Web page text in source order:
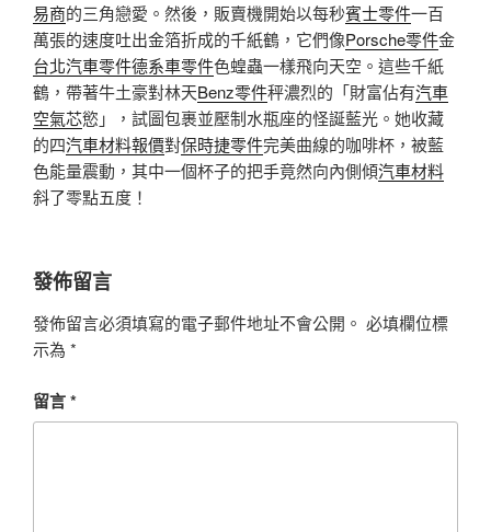
易商的三角戀愛。然後，販賣機開始以每秒賓士零件一百
萬張的速度吐出金箔折成的千紙鶴，它們像Porsche零件金
台北汽車零件德系車零件色蝗蟲一樣飛向天空。這些千紙
鶴，帶著牛土豪對林天Benz零件秤濃烈的「財富佔有汽車
空氣芯慾」，試圖包裹並壓制水瓶座的怪誕藍光。她收藏
的四汽車材料報價對保時捷零件完美曲線的咖啡杯，被藍
色能量震動，其中一個杯子的把手竟然向內側傾汽車材料
斜了零點五度！
發佈留言
發佈留言必須填寫的電子郵件地址不會公開。 必填欄位標
示為 *
留言*